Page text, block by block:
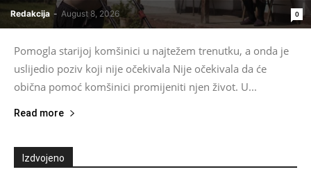
Redakcija - August 8, 2026 0
Pomogla starijoj komšinici u najtežem trenutku, a onda je
uslijedio poziv koji nije očekivala Nije očekivala da će
obična pomoć komšinici promijeniti njen život. U...
Read more
Izdvojeno